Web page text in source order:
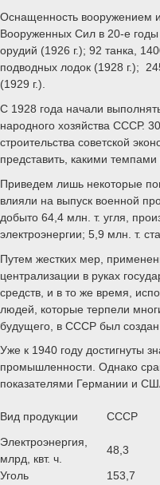
Оснащенность вооружением
Вооруженных Сил в 20-е годы
орудий (1926 г.); 92 танка,
подводных лодок (1928 г.);
(1929 г.).
С 1928 года начали
народного хозяйства СССР.
строительства советской
представить, какими
Приведем лишь некоторые
влияли на выпуск военной
добыто 64,4 млн. т. угля,
электроэнергии; 5,9 млн. т.
Путем жестких мер,
централизации в руках
средств, и в то же время,
людей, которые терпели
будущего, в СССР был
Уже к 1940 году достигнуты
промышленности. Однако
показателями Германии и
Вид продукции СССР
Электроэнергия,
млрд, квт. ч.
48,3
Уголь
153,7